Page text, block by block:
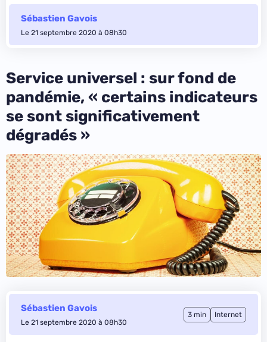
Sébastien Gavois
Le 21 septembre 2020 à 08h30
Service universel : sur fond de
pandémie, « certains indicateurs
se sont significativement
dégradés »
Sébastien Gavois
Le 21 septembre 2020 à 08h30
3 min Internet